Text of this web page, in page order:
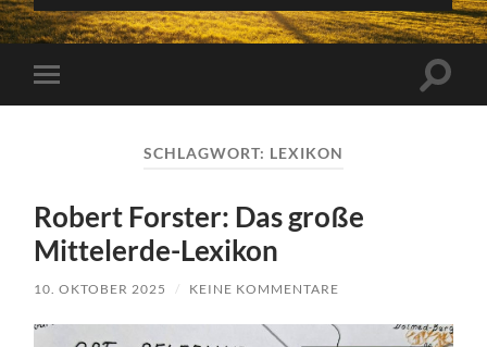
Mobile-
Menü
SCHLAGWORT: LEXIKON
Robert Forster: Das große
Mittelerde-Lexikon
10. OKTOBER 2025 / KEINE KOMMENTARE